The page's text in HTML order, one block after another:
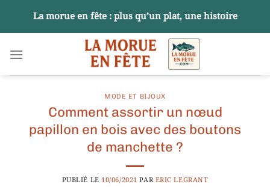
contenu
La morue en fête : plus qu’un plat, une histoire
MODE ET BIJOUX
Comment assortir un nœud
papillon en bois avec des boutons
de manchette ?
PUBLIÉ LE 10/06/2021 PAR ERIC LEGRANT